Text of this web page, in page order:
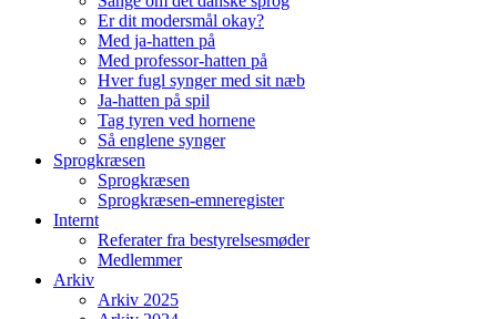
Er dit modersmål okay?
Med ja-hatten på
Med professor-hatten på
Hver fugl synger med sit næb
Ja-hatten på spil
Tag tyren ved hornene
Så englene synger
Sprogkræsen
Sprogkræsen
Sprogkræsen-emneregister
Internt
Referater fra bestyrelsesmøder
Medlemmer
Arkiv
Arkiv 2025